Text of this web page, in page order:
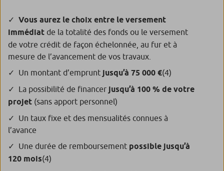
Vous aurez le choix entre le versement
immédiat de la totalité des fonds ou le versement
de votre crédit de façon échelonnée, au fur et à
mesure de l’avancement de vos travaux.
Un montant d’emprunt jusqu’à 75 000 €(4)
La possibilité de financer jusqu’à 100 % de votre
projet (sans apport personnel)
Un taux fixe et des mensualités connues à
l’avance
Une durée de remboursement possible jusqu’à
120 mois(4)